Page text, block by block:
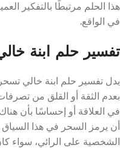
هذا الحلم مرتبطًا بالتفكير
في الواقع.
تفسير حلم ابنة
يدل تفسير حلم ابنة خالي
بعدم الثقة أو القلق من
في العلاقة أو إحساسًا بأن
أن يرمز السحر في هذا
الشخصية على الرائي، سواء